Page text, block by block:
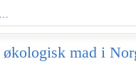
…
mad i